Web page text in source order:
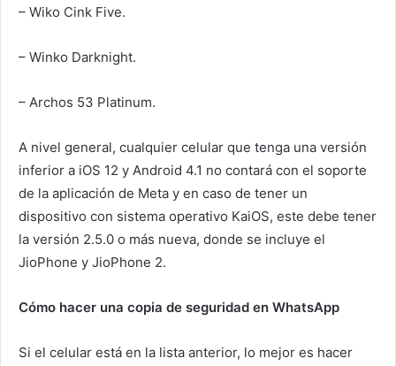
– Wiko Cink Five.
– Winko Darknight.
– Archos 53 Platinum.
A nivel general, cualquier celular que tenga una versión
inferior a iOS 12 y Android 4.1 no contará con el soporte
de la aplicación de Meta y en caso de tener un
dispositivo con sistema operativo KaiOS, este debe tener
la versión 2.5.0 o más nueva, donde se incluye el
JioPhone y JioPhone 2.
Cómo hacer una copia de seguridad en WhatsApp
Si el celular está en la lista anterior, lo mejor es hacer